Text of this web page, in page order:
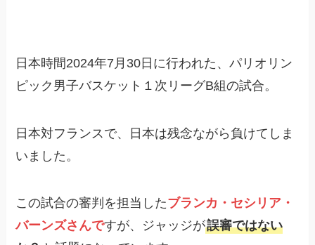
日本時間2024年7月30日に行われた、パリオリン
ピック男子バスケット１次リーグB組の試合。
日本対フランスで、日本は残念ながら負けてしま
いました。
この試合の審判を担当したブランカ・セシリア・
バーンズさんですが、ジャッジが誤審ではない